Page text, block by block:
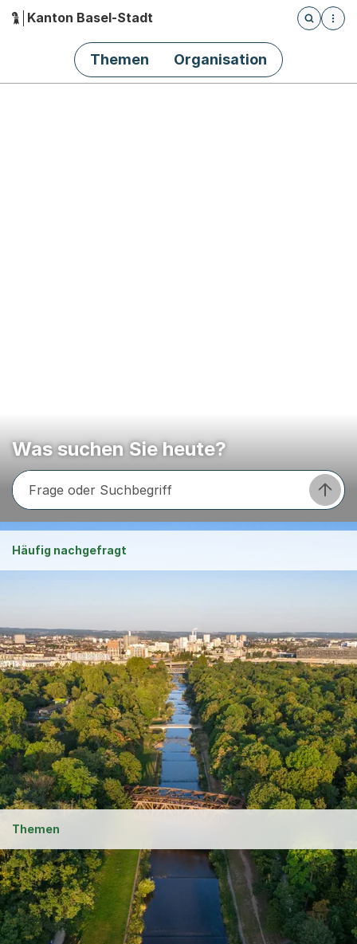
Hauptnavigation
Kanton Basel-Stadt
Öffnet
Themen Organisation
Was suchen Sie heute?
Frage oder Suchbegriff
Frage
Häufig nachgefragt
Offene Stellen
Bestattungsanzeigen
Schulferien
Gartenbäder
Abfallabfuhr
Themen
Arbeit und Steuern
Arbeitsbewilligungen
Stellenbesetzung & Arbeitslosigkeit